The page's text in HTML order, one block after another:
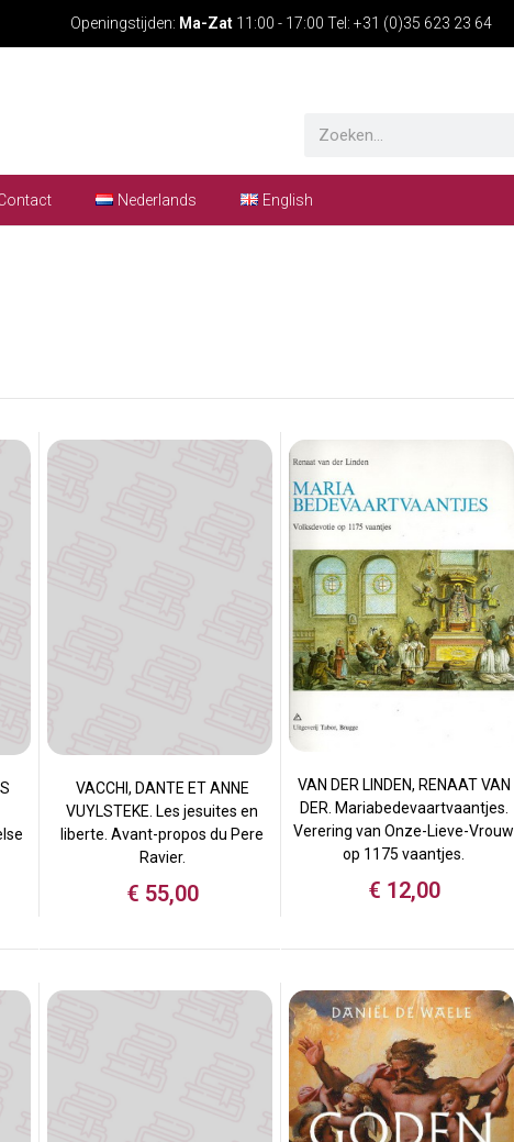
Openingstijden: Ma-Zat 11:00 - 17:00 Tel: +31 (0)35 623 23 64
Nederlands English
VACCHI, DANTE ET ANNE
VUYLSTEKE. Les jesuites en
liberte. Avant-propos du Pere
Ravier.
€ 55,00
VAN DER LINDEN, RENAAT VAN
DER. Mariabedevaartvaantjes.
Verering van Onze-Lieve-Vrouw
op 1175 vaantjes.
€ 12,00